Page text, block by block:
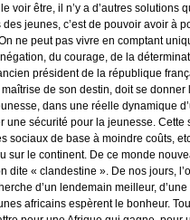
voir être, il n’y a d’autres solutions
jeunes, c’est de pouvoir avoir à
ne peut pas vivre en comptant
du courage, de la
président de la république
de son destin, doit se donner
dans une réelle dynamique
une sécurité pour la jeunesse. Cette
sociaux de base à moindre coûts,
sur le continent. De ce monde
dite « clandestine ». De nos jours,
d’un lendemain meilleur,
africains espèrent le bonheur.